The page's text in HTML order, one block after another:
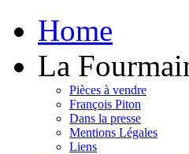
Home
La
Pièces à vendre
François Piton
Dans la presse
Mentions Légales
Liens